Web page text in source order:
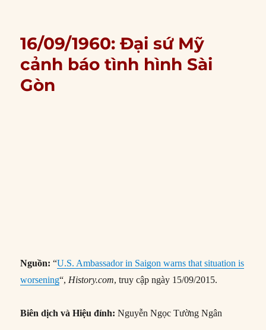
16/09/1960: Đại sứ Mỹ
cảnh báo tình hình Sài
Gòn
Nguồn: “U.S. Ambassador in Saigon warns that situation is
worsening“, History.com, truy cập ngày 15/09/2015.
Biên dịch và Hiệu đính: Nguyễn Ngọc Tường Ngân